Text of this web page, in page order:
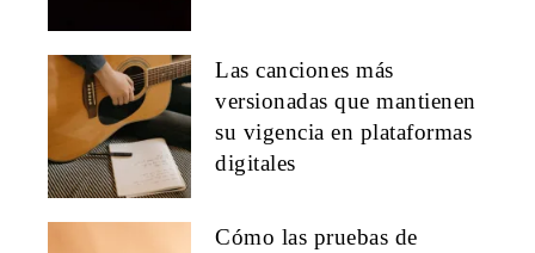
Las canciones más
versionadas que mantienen
su vigencia en plataformas
digitales
Cómo las pruebas de